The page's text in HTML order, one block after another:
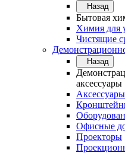
Назад
Бытовая
Химия для
Чистящие
Назад
аксессуары
Аксессуары
Офисные
Проекторы